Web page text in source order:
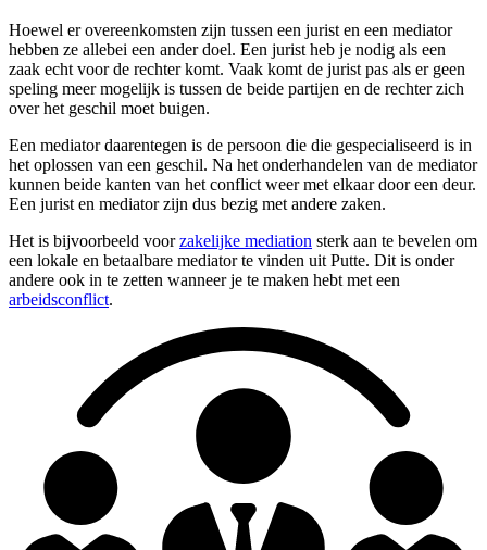
Hoewel er overeenkomsten zijn tussen een jurist en een mediator
hebben ze allebei een ander doel. Een jurist heb je nodig als een
zaak echt voor de rechter komt. Vaak komt de jurist pas als er geen
speling meer mogelijk is tussen de beide partijen en de rechter zich
over het geschil moet buigen.
Een mediator daarentegen is de persoon die die gespecialiseerd is in
het oplossen van een geschil. Na het onderhandelen van de mediator
kunnen beide kanten van het conflict weer met elkaar door een deur.
Een jurist en mediator zijn dus bezig met andere zaken.
Het is bijvoorbeeld voorzakelijke mediation sterk aan te bevelen om
een lokale en betaalbare mediator te vinden uit Putte. Dit is onder
andere ook in te zetten wanneer je te maken hebt met een
arbeidsconflict.